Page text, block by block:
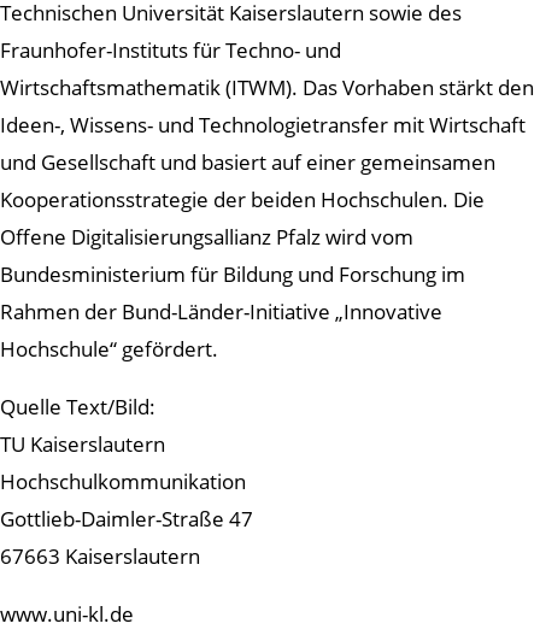
Technischen Universität Kaiserslautern sowie des
Fraunhofer-Instituts für Techno- und
Wirtschaftsmathematik (ITWM). Das Vorhaben stärkt den
Ideen-, Wissens- und Technologietransfer mit Wirtschaft
und Gesellschaft und basiert auf einer gemeinsamen
Kooperationsstrategie der beiden Hochschulen. Die
Offene Digitalisierungsallianz Pfalz wird vom
Bundesministerium für Bildung und Forschung im
Rahmen der Bund-Länder-Initiative „Innovative
Hochschule“ gefördert.
Quelle Text/Bild:
TU Kaiserslautern
Hochschulkommunikation
Gottlieb-Daimler-Straße 47
67663 Kaiserslautern
www.uni-kl.de